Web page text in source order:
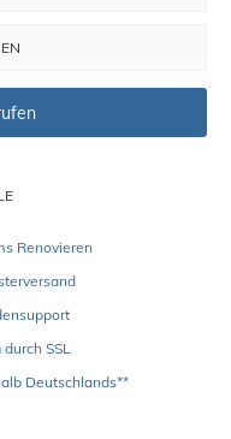
Renovieren
durch SSL
Deutschlands**